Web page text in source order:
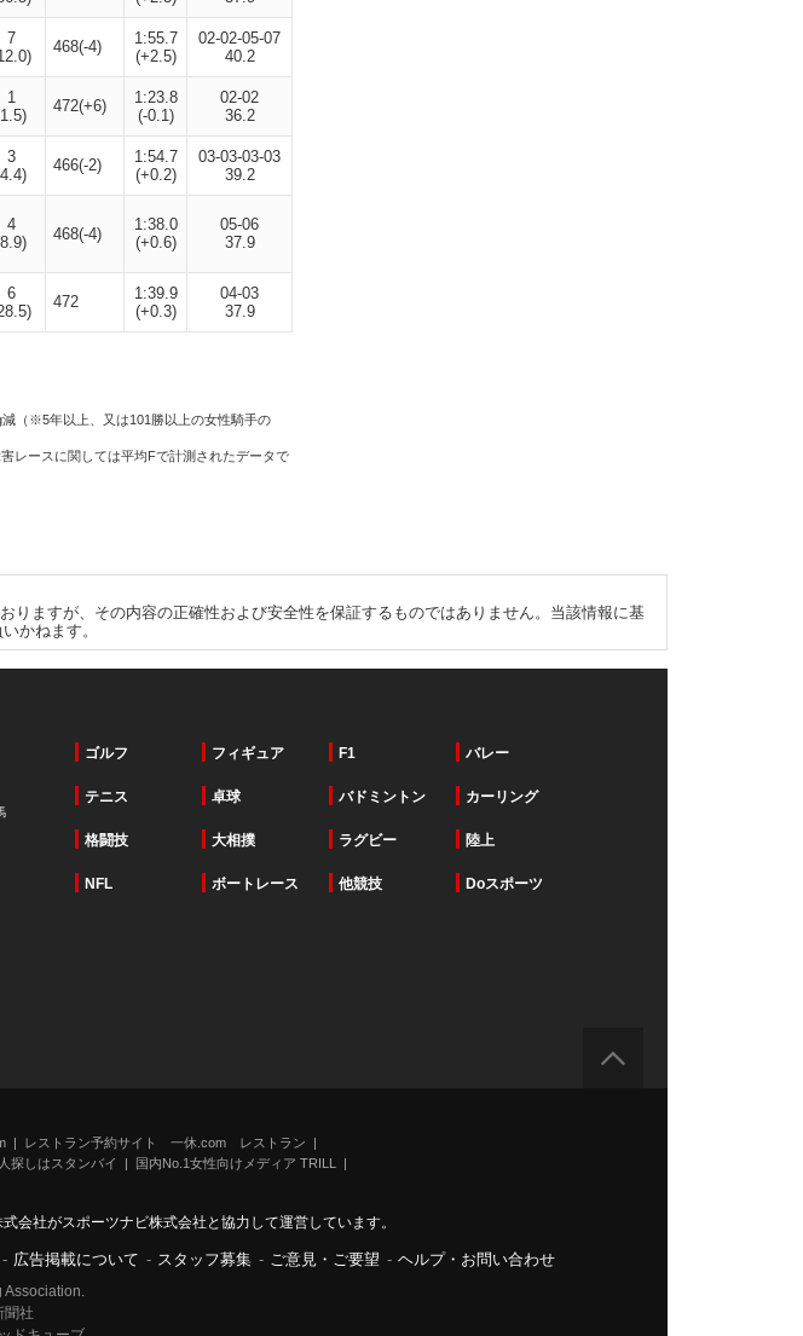
7
468(-4)
1:55.7
(+2.5)
02-02-05-07
40.2
1
472(+6)
1:23.8
(-0.1)
02-02
36.2
3
466(-2)
1:54.7
(+0.2)
03-03-03-03
39.2
4
468(-4)
1:38.0
(+0.6)
05-06
37.9
6
472
1:39.9
(+0.3)
04-03
37.9
減（※5年以上、又は101勝以上の女性騎手の
レースに関しては平均Fで計測されたデータで
ますが、その内容の正確性および安全性を保証するものではありません。当該情報に基
かねます。
ゴルフ フィギュア F1 バレー
テニス 卓球 バドミントン カーリング
格闘技 大相撲 ラグビー 陸上
NFL ボートレース 他競技 Doスポーツ
レストラン予約サイト 一休.com レストラン
探しはスタンバイ
国内No.1女性向けメディア TRILL
会社がスポーツナビ株式会社と協力して運営しています。
- 広告掲載について - スタッフ募集 - ご意見・ご要望 - ヘルプ・お問い合わせ
聞社